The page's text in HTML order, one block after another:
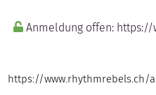
Anmeldung offen:
https://www.rhythmrebels.ch/